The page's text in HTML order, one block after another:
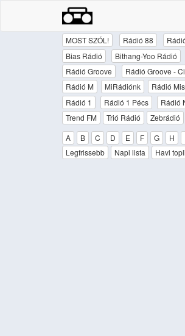
MOST SZÓL! Rádió 88
Bias Rádió
Bithang-Yoo Rádió
Rádió Groove
Rádió Groove -
Rádió M
MiRádiónk Rádió
Rádió 1
Rádió 1 Pécs Rádió
Trend FM
Trió Rádió
Zebrádió
A
B C D E F G H
Legfrissebb
Napi lista Havi